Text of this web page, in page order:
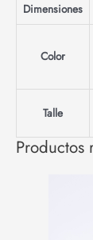
Dimensiones
Color
Talle
Productos